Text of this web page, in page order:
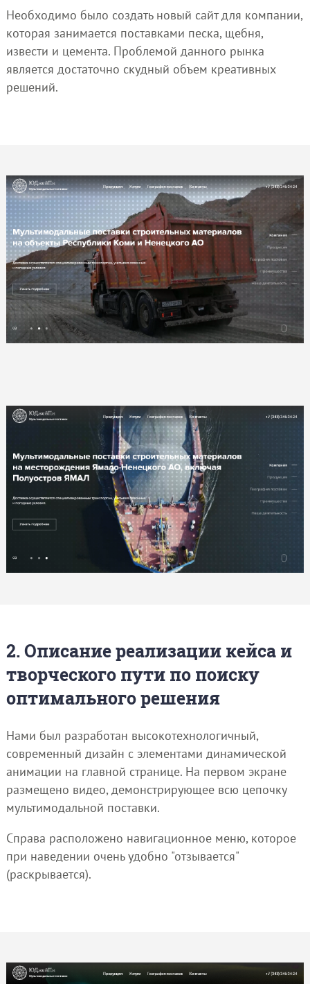
Необходимо было создать новый сайт для компании,
которая занимается поставками песка, щебня,
извести и цемента. Проблемой данного рынка
является достаточно скудный объем креативных
решений.
2. Описание реализации кейса и
творческого пути по поиску
оптимального решения
Нами был разработан высокотехнологичный,
современный дизайн с элементами динамической
анимации на главной странице. На первом экране
размещено видео, демонстрирующее всю цепочку
мультимодальной поставки.
Справа расположено навигационное меню, которое
при наведении очень удобно "отзывается"
(раскрывается).